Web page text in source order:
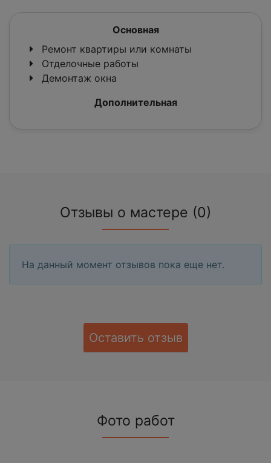
Основная
Ремонт квартиры или комнаты
Отделочные работы
Демонтаж окна
Дополнительная
Отзывы о мастере (0)
На данный момент отзывов пока еще нет.
Оставить отзыв
Фото работ